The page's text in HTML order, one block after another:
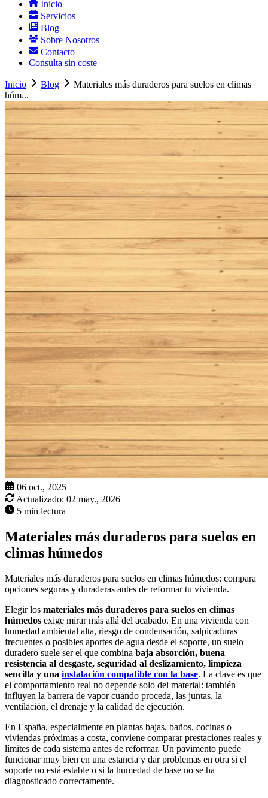
Inicio
Servicios
Blog
Sobre Nosotros
Contacto
Consulta sin coste
Inicio Blog
Materiales más duraderos para suelos en climas
húm...
06 oct., 2025
Actualizado: 02 may., 2026
5 min lectura
Materiales más duraderos para suelos en
climas húmedos
Materiales más duraderos para suelos en climas húmedos: compara
opciones seguras y duraderas antes de reformar tu vivienda.
Elegir los materiales más duraderos para suelos en climas
húmedos exige mirar más allá del acabado. En una vivienda con
humedad ambiental alta, riesgo de condensación, salpicaduras
frecuentes o posibles aportes de agua desde el soporte, un suelo
duradero suele ser el que combina baja absorción, buena
resistencia al desgaste, seguridad al deslizamiento, limpieza
sencilla y una instalación compatible con la base. La clave es que
el comportamiento real no depende solo del material: también
influyen la barrera de vapor cuando proceda, las juntas, la
ventilación, el drenaje y la calidad de ejecución.
En España, especialmente en plantas bajas, baños, cocinas o
viviendas próximas a costa, conviene comparar prestaciones reales y
límites de cada sistema antes de reformar. Un pavimento puede
funcionar muy bien en una estancia y dar problemas en otra si el
soporte no está estable o si la humedad de base no se ha
diagnosticado correctamente.